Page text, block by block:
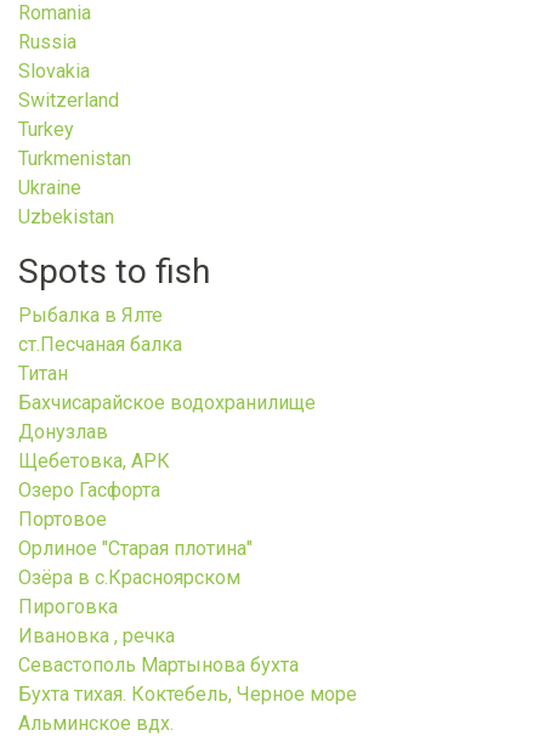
Romania
Russia
Slovakia
Switzerland
Turkey
Turkmenistan
Ukraine
Uzbekistan
Spots to fish
Рыбалка в Ялте
ст.Песчаная балка
Титан
Бахчисарайское водохранилище
Донузлав
Щебетовка, АРК
Озеро Гасфорта
Портовое
Орлиное "Старая плотина"
Озёра в с.Красноярском
Пироговка
Ивановка , речка
Севастополь Мартынова бухта
Бухта тихая. Коктебель, Черное море
Альминское вдх.